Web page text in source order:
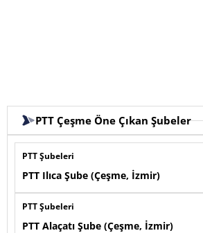
PTT Çeşme Öne Çıkan Şubeler
PTT Şubeleri
PTT Ilıca Şube (Çeşme, İzmir)
PTT Şubeleri
PTT Alaçatı Şube (Çeşme, İzmir)